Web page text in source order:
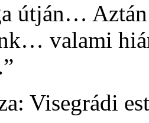
útján…
valami
Visegrádi